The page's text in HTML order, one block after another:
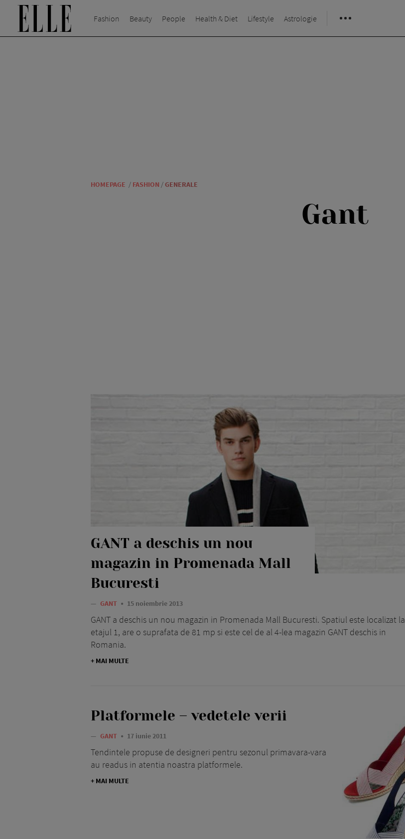
Fashion Beauty People Health & Diet Lifestyle Astrologie
HOMEPAGE / FASHION /GENERALE
Gant
GANT a deschis un nou
magazin in Promenada Mall
Bucuresti
— GANT 15 noiembrie 2013
GANT a deschis un nou magazin in Promenada Mall Bucuresti. Spatiul este localizat la
etajul 1, are o suprafata de 81 mp si este cel de al 4-lea magazin GANT deschis in
Romania.
+ MAI MULTE
Platformele – vedetele verii
— GANT 17 iunie 2011
Tendintele propuse de designeri pentru sezonul primavara-vara
au readus in atentia noastra platformele.
+ MAI MULTE